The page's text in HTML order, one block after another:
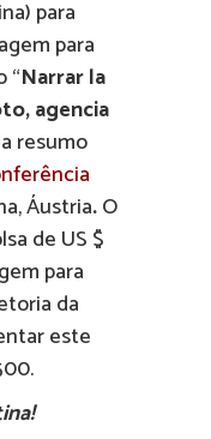
para
para
“Narrar la
agencia
resumo
Áustria.O
de US $
para
da
este